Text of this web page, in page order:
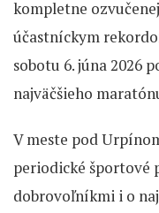
kompletne
účastníckym
sobotu 6. júna 2026
najväčšieho
V meste pod
periodické športové
dobrovoľníkmi i o